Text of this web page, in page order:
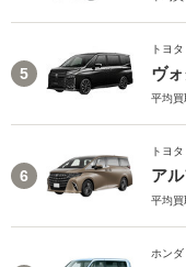
5
トヨタ
ヴ
平均買
6
トヨタ
ア
平均買
ホンダ